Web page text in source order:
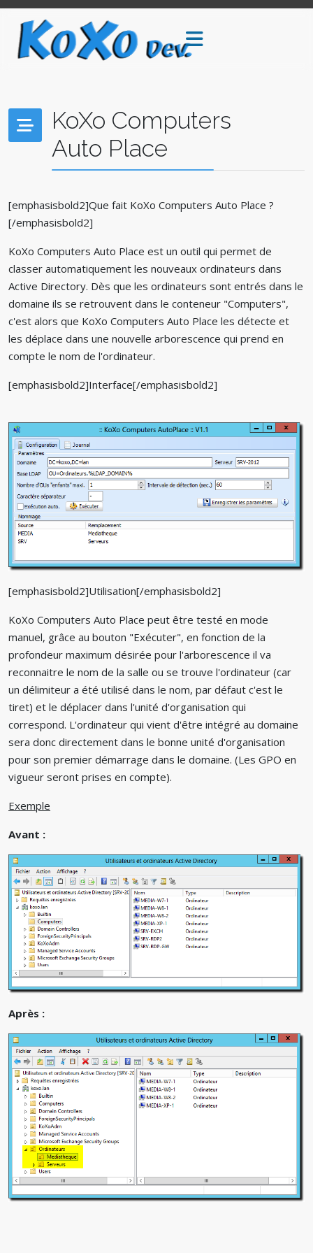
KoXo Computers
Auto Place
[emphasisbold2]Que fait KoXo Computers Auto Place ?
[/emphasisbold2]
KoXo Computers Auto Place est un outil qui permet de
classer automatiquement les nouveaux ordinateurs dans
Active Directory. Dès que les ordinateurs sont entrés dans le
domaine ils se retrouvent dans le conteneur "Computers",
c'est alors que KoXo Computers Auto Place les détecte et
les déplace dans une nouvelle arborescence qui prend en
compte le nom de l'ordinateur.
[emphasisbold2]Interface[/emphasisbold2]
[emphasisbold2]Utilisation[/emphasisbold2]
KoXo Computers Auto Place peut être testé en mode
manuel, grâce au bouton "Exécuter", en fonction de la
profondeur maximum désirée pour l'arborescence il va
reconnaitre le nom de la salle ou se trouve l'ordinateur (car
un délimiteur a été utilisé dans le nom, par défaut c'est le
tiret) et le déplacer dans l'unité d'organisation qui
correspond. L'ordinateur qui vient d'être intégré au domaine
sera donc directement dans le bonne unité d'organisation
pour son premier démarrage dans le domaine. (Les GPO en
vigueur seront prises en compte).
Exemple
Avant :
Après :